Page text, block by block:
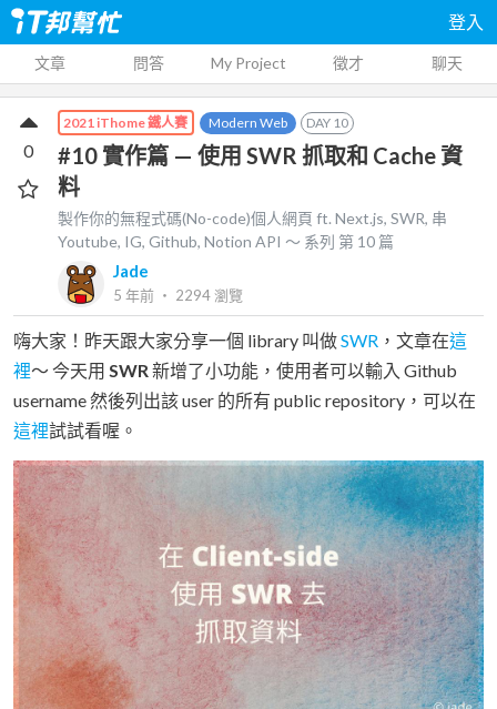
登入
文章 問答 My Project 徵才 聊天
2021 iThome 鐵人賽 Modern Web DAY 10
#10 實作篇 — 使用 SWR 抓取和 Cache 資
料
製作你的無程式碼(No-code)個人網頁 ft. Next.js, SWR, 串
Youtube, IG, Github, Notion API ～ 系列 第 10 篇
Jade
5 年前 ‧ 2294瀏覽
0
嗨大家！昨天跟大家分享一個 library 叫做SWR ，文章在這
裡～ 今天用 SWR 新增了小功能，使用者可以輸入 Github
username 然後列出該 user 的所有 public repository，可以在
這裡試試看喔。